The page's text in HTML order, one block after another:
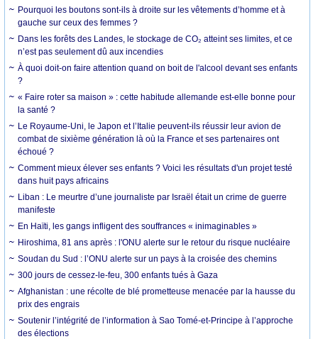
Pourquoi les boutons sont-ils à droite sur les vêtements d’homme et à
gauche sur ceux des femmes ?
Dans les forêts des Landes, le stockage de CO₂ atteint ses limites, et ce
n’est pas seulement dû aux incendies
À quoi doit-on faire attention quand on boit de l'alcool devant ses enfants
?
« Faire roter sa maison » : cette habitude allemande est-elle bonne pour
la santé ?
Le Royaume-Uni, le Japon et l’Italie peuvent-ils réussir leur avion de
combat de sixième génération là où la France et ses partenaires ont
échoué ?
Comment mieux élever ses enfants ? Voici les résultats d'un projet testé
dans huit pays africains
Liban : Le meurtre d’une journaliste par Israël était un crime de guerre
manifeste
En Haïti, les gangs infligent des souffrances « inimaginables »
Hiroshima, 81 ans après : l'ONU alerte sur le retour du risque nucléaire
Soudan du Sud : l’ONU alerte sur un pays à la croisée des chemins
300 jours de cessez-le-feu, 300 enfants tués à Gaza
Afghanistan : une récolte de blé prometteuse menacée par la hausse du
prix des engrais
Soutenir l’intégrité de l’information à Sao Tomé-et-Principe à l’approche
des élections